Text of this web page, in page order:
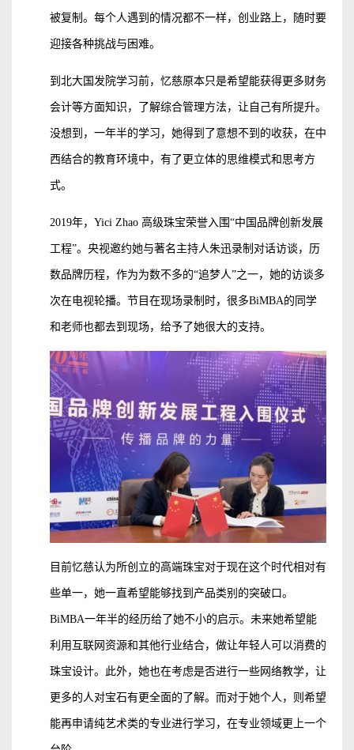
被复制。每个人遇到的情况都不一样，创业路上，随时要
迎接各种挑战与困难。
到北大国发院学习前，忆慈原本只是希望能获得更多财务
会计等方面知识，了解综合管理方法，让自己有所提升。
没想到，一年半的学习，她得到了意想不到的收获，在中
西结合的教育环境中，有了更立体的思维模式和思考方
式。
2019年，Yici Zhao 高级珠宝荣誉入围“中国品牌创新发展
工程”。央视邀约她与著名主持人朱迅录制对话访谈，历
数品牌历程，作为为数不多的“追梦人”之一，她的访谈多
次在电视轮播。节目在现场录制时，很多BiMBA的同学
和老师也都去到现场，给予了她很大的支持。
目前忆慈认为所创立的高端珠宝对于现在这个时代相对有
些单一，她一直希望能够找到产品类别的突破口。
BiMBA一年半的经历给了她不小的启示。未来她希望能
利用互联网资源和其他行业结合，做让年轻人可以消费的
珠宝设计。此外，她也在考虑是否进行一些网络教学，让
更多的人对宝石有更全面的了解。而对于她个人，则希望
能再申请纯艺术类的专业进行学习，在专业领域更上一个